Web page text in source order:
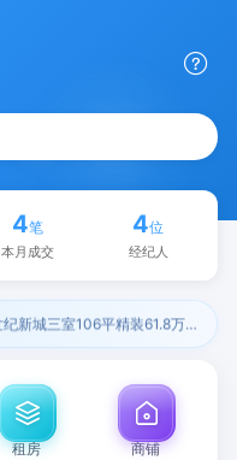
4笔
本月成交
4位
经纪人
江*艳刚刚发布了【世纪新城三室106平精装61.8万】的出售信息
租房 商铺